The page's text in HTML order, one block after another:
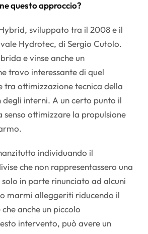
questo approccio?
sviluppato tra il 2008 e il
Hydrotec, di Sergio Cutolo.
e vinse anche un
trovo interessante di quel
ottimizzazione tecnica della
degli interni. A un certo punto il
ottimizzare la propulsione
individuando il
che non rappresentassero una
in parte rinunciato ad alcuni
marmi alleggeriti riducendo il
anche un piccolo
intervento, può avere un